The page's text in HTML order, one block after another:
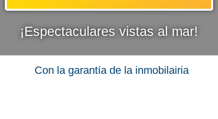
¡Espectaculares vistas al mar!
Con la garantía de la inmobilairia